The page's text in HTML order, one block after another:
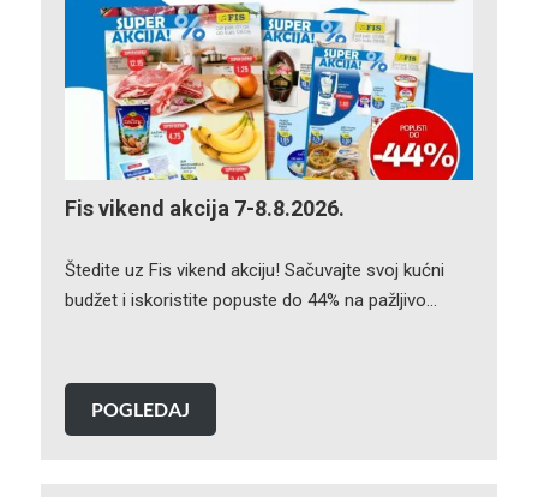
Fis vikend akcija 7-8.8.2026.
Štedite uz Fis vikend akciju! Sačuvajte svoj kućni
budžet i iskoristite popuste do 44% na pažljivo…
POGLEDAJ